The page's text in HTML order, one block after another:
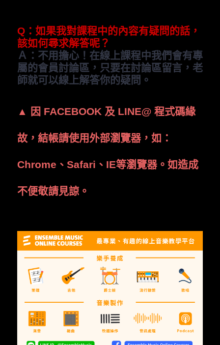
Q ：如果我對課程中的內容有疑問的話，
該如何尋求解答呢？
Ａ：不用擔心！在線上課程中我們會有專
屬的會員討論區，只要在討論區留言，老
師就可以線上解答你的疑問。
▲ 因 FACEBOOK 及 LINE@ 程式碼緣
故，結帳請使用外部瀏覽器，如：
Chrome 、 Safari 、 IE等瀏覽器。如造成
不便敬請見諒。